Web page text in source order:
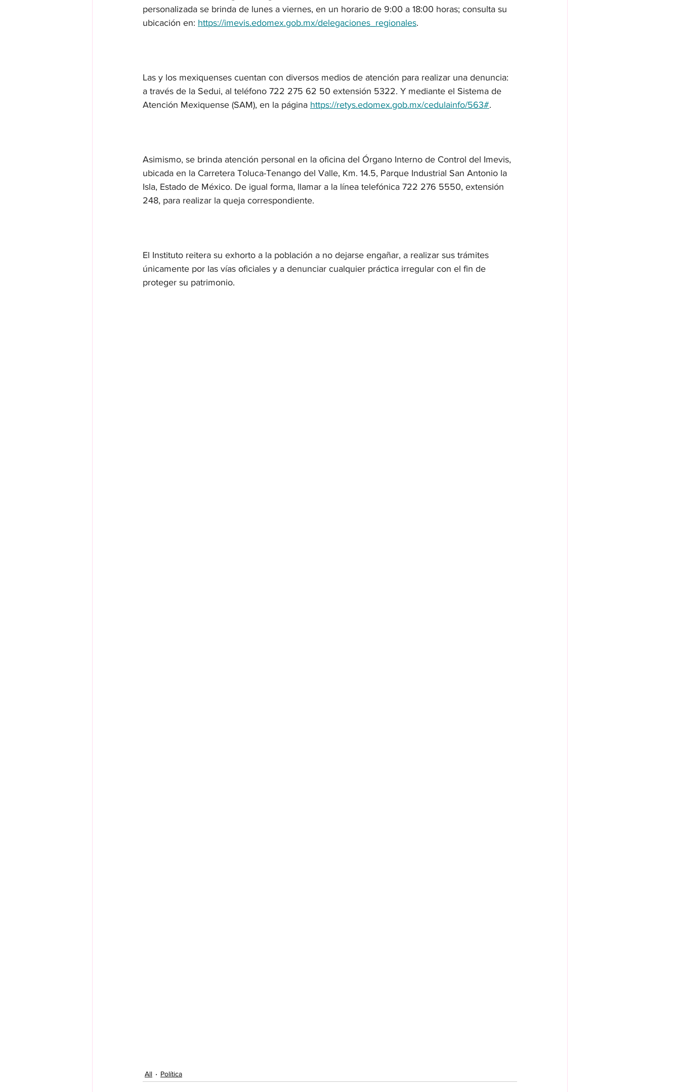
personalizada se brinda de lunes a viernes, en un horario de 9:00 a 18:00 horas; consulta su
ubicación en: https://imevis.edomex.gob.mx/delegaciones_regionales.
Las y los mexiquenses cuentan con diversos medios de atención para realizar una denuncia:
a través de la Sedui, al teléfono 722 275 62 50 extensión 5322. Y mediante el Sistema de
Atención Mexiquense (SAM), en la página https://retys.edomex.gob.mx/cedulainfo/563#.
Asimismo, se brinda atención personal en la oficina del Órgano Interno de Control del Imevis,
ubicada en la Carretera Toluca-Tenango del Valle, Km. 14.5, Parque Industrial San Antonio la
Isla, Estado de México. De igual forma, llamar a la línea telefónica 722 276 5550, extensión
248, para realizar la queja correspondiente.
El Instituto reitera su exhorto a la población a no dejarse engañar, a realizar sus trámites
únicamente por las vías oficiales y a denunciar cualquier práctica irregular con el fin de
proteger su patrimonio.
All Política